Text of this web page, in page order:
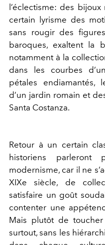
l’éclectisme: des
certain lyrisme des
sans rougir des
baroques, exaltent la
notamment à la
dans les courbes
pétales endiamantés,
d’un jardin romain et
Santa Costanza.
Retour à un certain
historiens parleront
modernisme, car il ne
XIXe siècle, de
satisfaire un goût
contenter une
Mais plutôt de
surtout, sans les